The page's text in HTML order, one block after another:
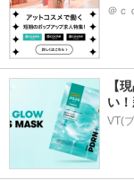
＠ｃ
【
い
VT(